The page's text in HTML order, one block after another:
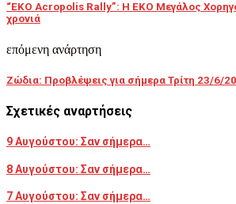
“EKO Acropolis Rally”: Η ΕΚΟ Μεγάλος
χρονιά
επόμενη ανάρτηση
Ζώδια: Προβλέψεις για σήμερα Τρίτη 23/6/
Σχετικές αναρτήσεις
9 Αυγούστου: Σαν σήμερα…
8 Αυγούστου: Σαν σήμερα…
7 Αυγούστου: Σαν σήμερα…